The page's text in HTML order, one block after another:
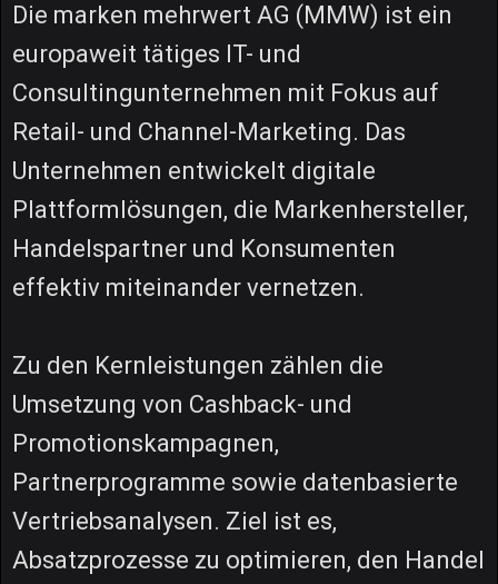
Die marken mehrwert AG (MMW) ist ein
europaweit tätiges IT- und
Consultingunternehmen mit Fokus auf
Retail- und Channel-Marketing. Das
Unternehmen entwickelt digitale
Plattformlösungen, die Markenhersteller,
Handelspartner und Konsumenten
effektiv miteinander vernetzen.
Zu den Kernleistungen zählen die
Umsetzung von Cashback- und
Promotionskampagnen,
Partnerprogramme sowie datenbasierte
Vertriebsanalysen. Ziel ist es,
Absatzprozesse zu optimieren, den Handel